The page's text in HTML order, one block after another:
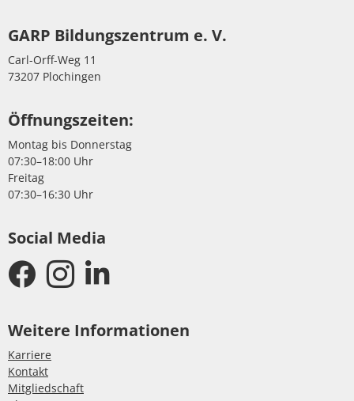
GARP Bildungszentrum e. V.
Carl-Orff-Weg 11
73207 Plochingen
Öffnungszeiten:
Montag bis Donnerstag
07:30–18:00 Uhr
Freitag
07:30–16:30 Uhr
Social Media
Weitere Informationen
Karriere
Kontakt
Mitgliedschaft